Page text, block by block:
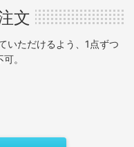
文
いただけるよう、1点ずつ
。